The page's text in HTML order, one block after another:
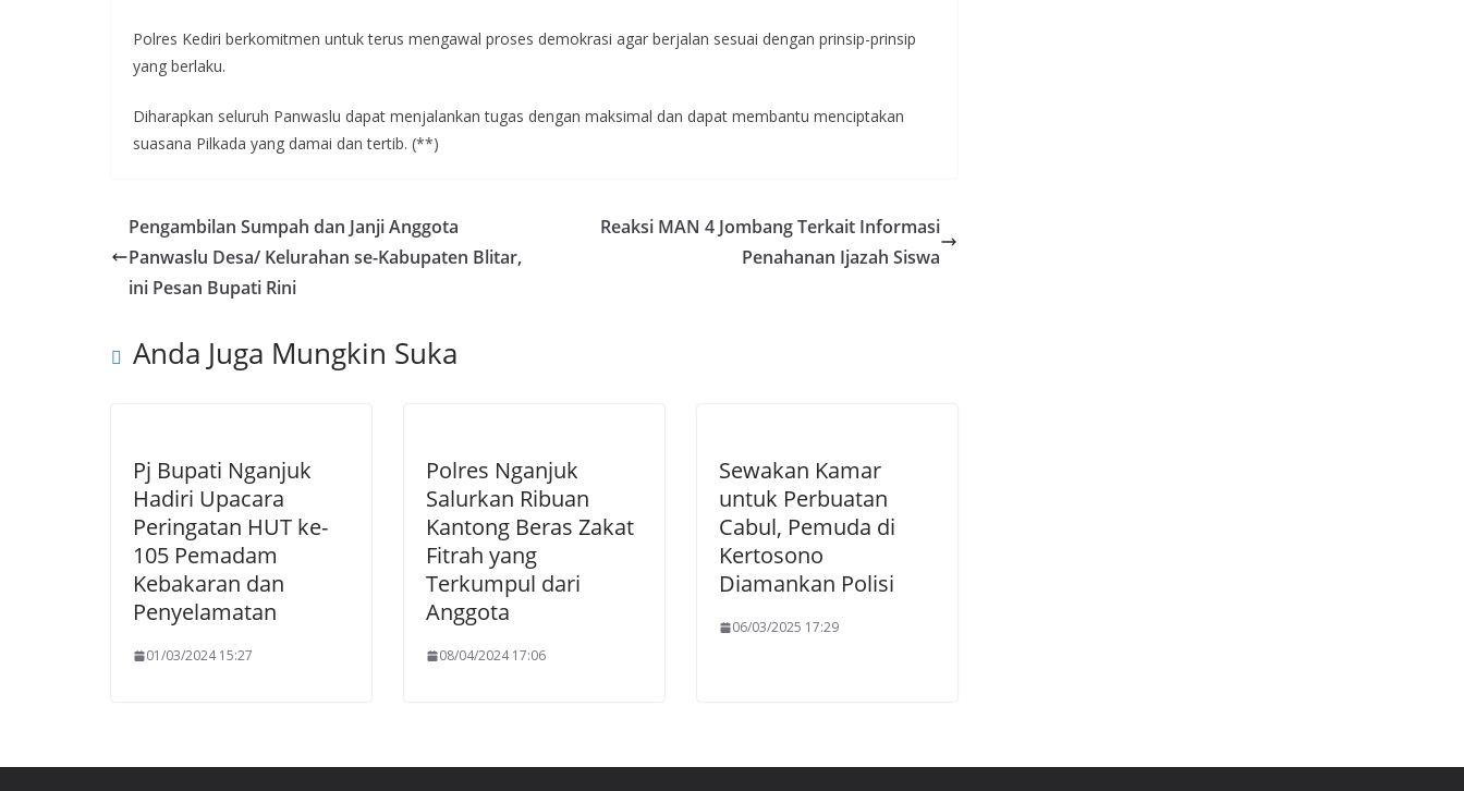
Polres Kediri berkomitmen untuk terus mengawal proses demokrasi agar berjalan sesuai dengan prinsip-prinsip
yang berlaku.
Diharapkan seluruh Panwaslu dapat menjalankan tugas dengan maksimal dan dapat membantu menciptakan
suasana Pilkada yang damai dan tertib. (**)
Pengambilan Sumpah dan Janji Anggota
Panwaslu Desa/ Kelurahan se-Kabupaten Blitar,
ini Pesan Bupati Rini
Reaksi MAN 4 Jombang Terkait Informasi
Penahanan Ijazah Siswa
Anda Juga Mungkin Suka
Pj Bupati Nganjuk
Hadiri Upacara
Peringatan HUT ke-
105 Pemadam
Kebakaran dan
Penyelamatan
01/03/2024 15:27
Polres Nganjuk
Salurkan Ribuan
Kantong Beras Zakat
Fitrah yang
Terkumpul dari
Anggota
08/04/2024 17:06
Sewakan Kamar
untuk Perbuatan
Cabul, Pemuda di
Kertosono
Diamankan Polisi
06/03/2025 17:29